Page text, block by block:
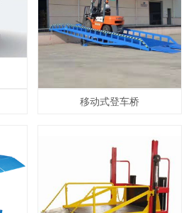
移动式登车桥